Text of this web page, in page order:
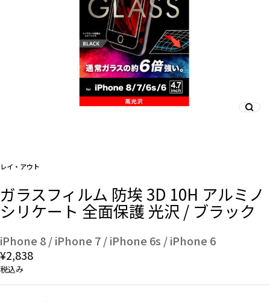
事業内容
お知らせ
よくある質問
レイ・アウト
ガラスフィルム 防埃 3D 10H アルミノ
シリケート 全面保護 光沢 / ブラック
iPhone 8 / iPhone 7 / iPhone 6s / iPhone 6
¥2,838
税込み